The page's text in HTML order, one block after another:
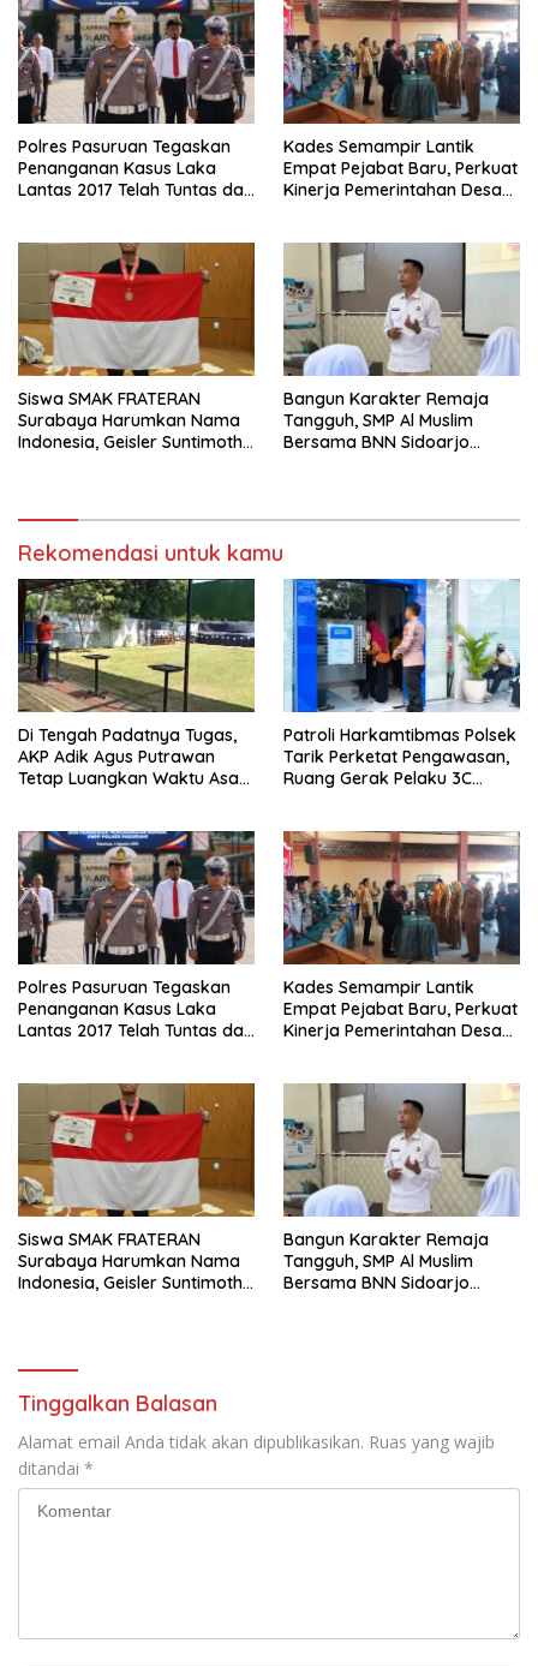
Polres Pasuruan Tegaskan
Penanganan Kasus Laka
Lantas 2017 Telah Tuntas dan
Kades Semampir Lantik
Empat Pejabat Baru, Perkuat
Kinerja Pemerintahan Desa
Siswa SMAK FRATERAN
Surabaya Harumkan Nama
Indonesia, Geisler Suntimothy
Bangun Karakter Remaja
Tangguh, SMP Al Muslim
Bersama BNN Sidoarjo
Rekomendasi untuk kamu
Di Tengah Padatnya Tugas,
AKP Adik Agus Putrawan
Tetap Luangkan Waktu Asah
Patroli Harkamtibmas Polsek
Tarik Perketat Pengawasan,
Ruang Gerak Pelaku 3C
Polres Pasuruan Tegaskan
Penanganan Kasus Laka
Lantas 2017 Telah Tuntas dan
Kades Semampir Lantik
Empat Pejabat Baru, Perkuat
Kinerja Pemerintahan Desa
Siswa SMAK FRATERAN
Surabaya Harumkan Nama
Indonesia, Geisler Suntimothy
Bangun Karakter Remaja
Tangguh, SMP Al Muslim
Bersama BNN Sidoarjo
Tinggalkan Balasan
Alamat email Anda tidak akan dipublikasikan. Ruas yang wajib
ditandai *